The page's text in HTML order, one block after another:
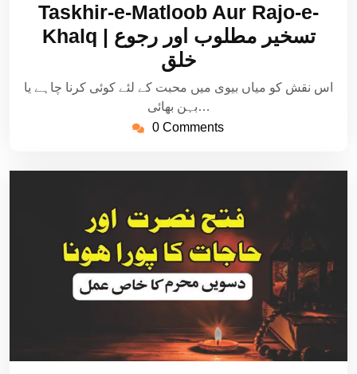
2022
Rehman
Taskhir-e-Matloob Aur Rajo-e-
Khalq | تسخیر مطلوب اور رجوع
خلق
اس نقش کو میاں بیوی میں محبت کے لئے کوئی کرنا چاہے یا
بہن بھائی…
0 Comments